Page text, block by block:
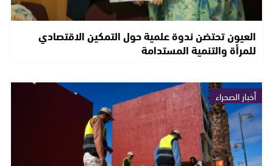
العيون تحتضن ندوة علمية حول التمكين الاقتصادي
للمرأة والتنمية المستدامة
أخبار الصحراء